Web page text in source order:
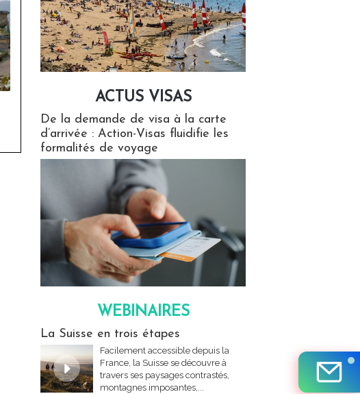
ACTUS VISAS
De la demande de visa à la carte
d’arrivée : Action-Visas fluidifie les
formalités de voyage
WEBINAIRES
La Suisse en trois étapes
Facilement accessible depuis la
France, la Suisse se découvre à
travers ses paysages contrastés,
montagnes imposantes,...